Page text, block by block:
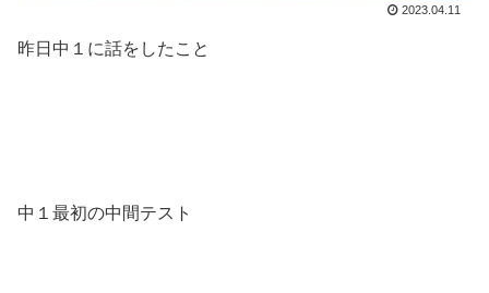
2023.04.11
昨日中１に話をしたこと
中１最初の中間テスト